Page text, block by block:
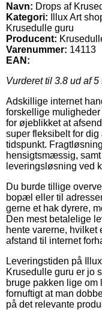
Navn: Drops af
Kategori: Illux Art
Krusedulle guru
Producent:
Varenummer: 14113
EAN:
Vurderet til 3.8 ud af 5
Adskillige internet
forskellige
for øjeblikket at
super fleksibelt for
tidspunkt.
hensigtsmæssig,
leveringsløsning ved
Du burde tillige
bopæl eller til
gerne et hak dyrere,
Den mest betalelige
hente varerne, hvilket
afstand til internet
Leveringstiden på
Krusedulle guru er jo
bruge pakken lige om
fornuftigt at man
på det relevante